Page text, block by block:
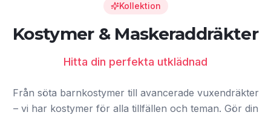
Kollektion
Kostymer & Maskeraddräkter
Hitta din perfekta utklädnad
Från söta barnkostymer till avancerade vuxendräkter
– vi har kostymer för alla tillfällen och teman. Gör din